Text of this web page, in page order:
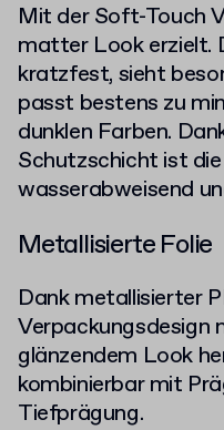
Mit der Soft-Touch
matter Look erzielt.
kratzfest, sieht
passt bestens zu
dunklen Farben.
Schutzschicht ist
wasserabweisend
Metallisierte Folie
Dank metallisierter
Verpackungsdesign
glänzendem Look
kombinierbar mit
Tiefprägung.